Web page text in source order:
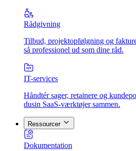
Rådgivning
Tilbud, projektopfølgning og
så professionel ud som dine råd.
IT-services
Håndtér sager, retainere og
dusin SaaS-værktøjer sammen.
Ressourcer
Dokumentation